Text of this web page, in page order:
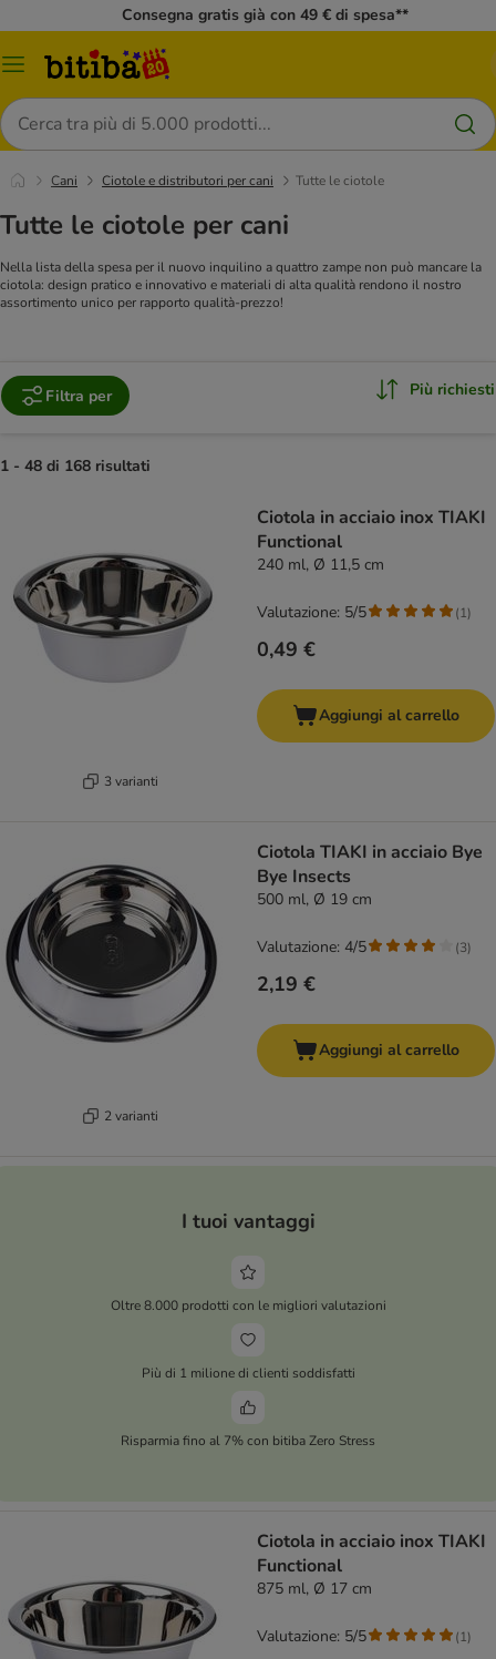
Consegna gratis già con 49 € di spesa**
Overview
Cerca
Cani Ciotole e distributori per cani Tutte le ciotole
Tutte le ciotole per cani
Nella lista della spesa per il nuovo inquilino a quattro zampe non può mancare la
ciotola: design pratico e innovativo e materiali di alta qualità rendono il nostro
assortimento unico per rapporto qualità-prezzo!
Filtra per Più richiesti
1 - 48 di 168 risultati
3 varianti
Ciotola in acciaio inox TIAKI
Functional
240 ml, Ø 11,5 cm
0,49 €
Valutazione: 5/5 (1)
Aggiungi al carrello
2 varianti
Ciotola TIAKI in acciaio Bye
Bye Insects
500 ml, Ø 19 cm
2,19 €
Valutazione: 4/5 (3)
Aggiungi al carrello
I tuoi vantaggi
Oltre 8.000 prodotti con le migliori valutazioni
Più di 1 milione di clienti soddisfatti
Risparmia fino al 7% con bitiba Zero Stress
Ciotola in acciaio inox TIAKI
Functional
875 ml, Ø 17 cm
Valutazione: 5/5 (1)